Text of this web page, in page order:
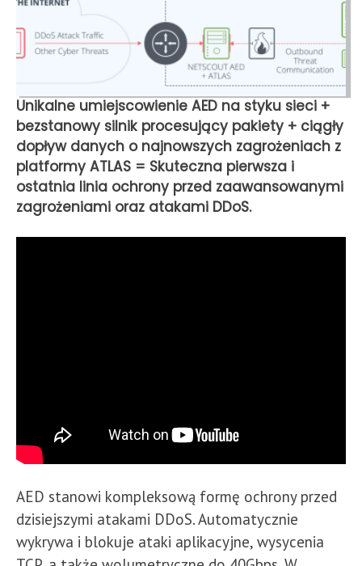
Unikalne umiejscowienie AED na styku sieci +
bezstanowy silnik procesujący pakiety + ciągły
dopływ danych o najnowszych zagrożeniach z
platformy ATLAS = Skuteczna pierwsza i
ostatnia linia ochrony przed zaawansowanymi
zagrożeniami oraz atakami DDoS.
AED stanowi kompleksową formę ochrony przed
dzisiejszymi atakami DDoS. Automatycznie
wykrywa i blokuje ataki aplikacyjne, wysycenia